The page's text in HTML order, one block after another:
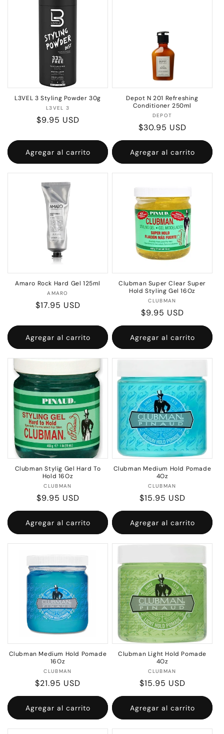
L3VEL 3 Styling Powder 30g
Proveedor:
L3VEL 3
Precio
$9.95 USD
Agregar al carrito
Depot N 201 Refreshing
Conditioner 250ml
Proveedor:
DEPOT
Precio
habitual
$30.95 USD
Agregar al carrito
Amaro Rock Hard Gel 125ml
Proveedor:
AMARO
Precio
$17.95 USD
Agregar al carrito
Clubman Super Clear Super
Hold Styling Gel 16Oz
Proveedor:
CLUBMAN
Precio
habitual
$9.95 USD
Agregar al carrito
Clubman Stylig Gel Hard To
Hold 16Oz
Proveedor:
CLUBMAN
Precio
habitual
$9.95 USD
Agregar al carrito
Clubman Medium Hold Pomade
4Oz
Proveedor:
CLUBMAN
Precio
habitual
$15.95 USD
Agregar al carrito
Clubman Medium Hold Pomade
16Oz
Proveedor:
CLUBMAN
Precio
habitual
$21.95 USD
Agregar al carrito
Clubman Light Hold Pomade
4Oz
Proveedor:
CLUBMAN
Precio
habitual
$15.95 USD
Agregar al carrito